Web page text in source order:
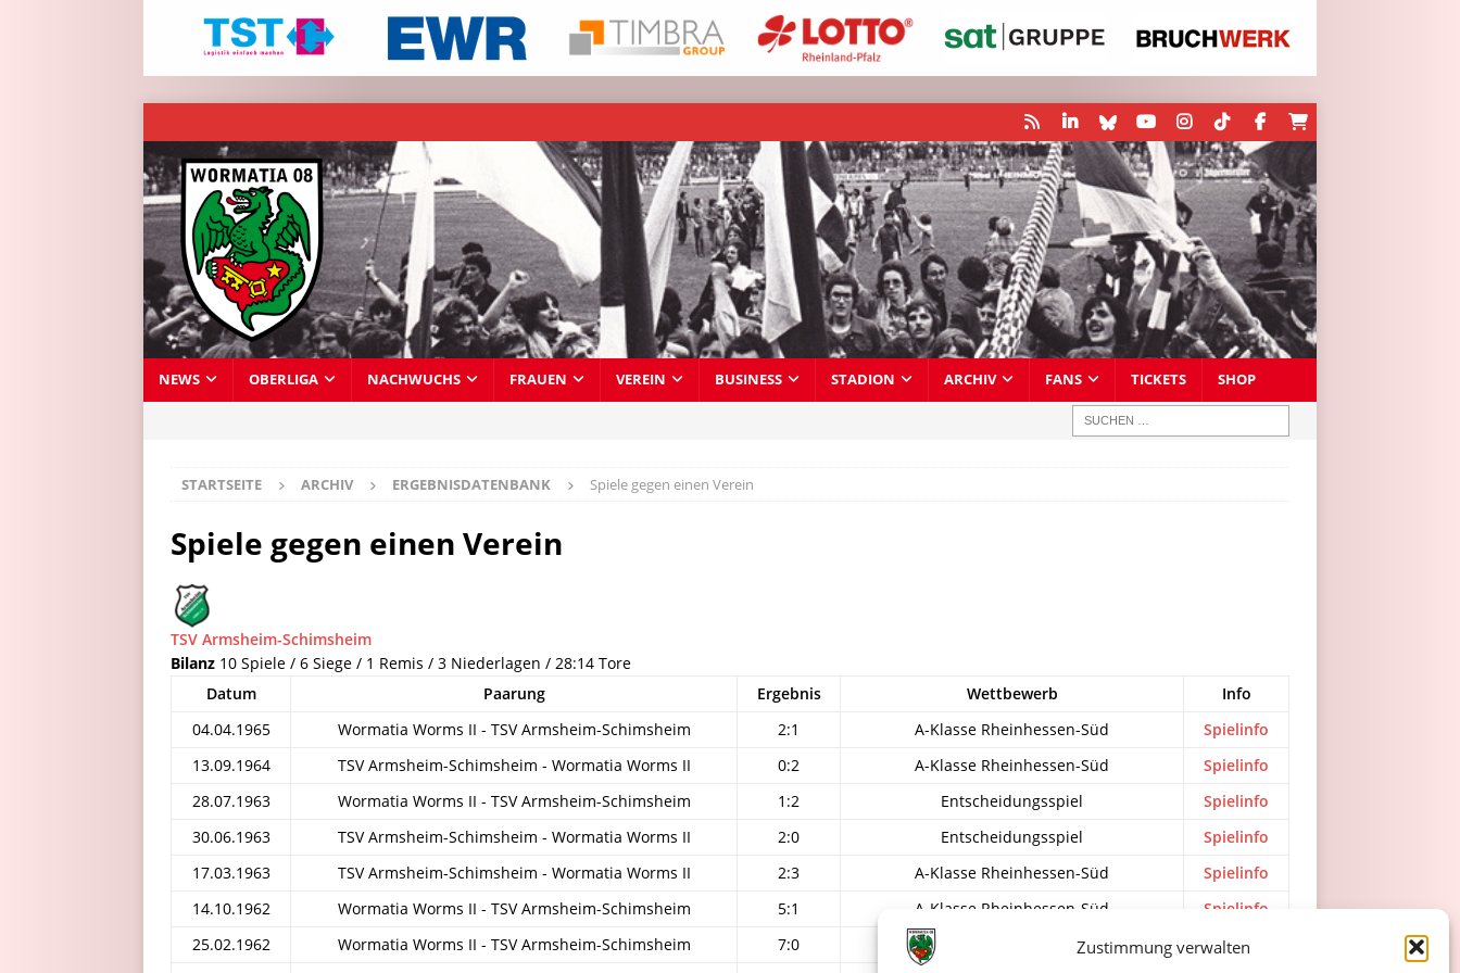
Zustimmung verwalten
NEWS OBERLIGA NACHWUCHS FRAUEN VEREIN BUSINESS STADION ARCHIV FANS TICKETS SHOP
STARTSEITE ARCHIV ERGEBNISDATENBANK Spiele gegen einen Verein
Spiele gegen einen Verein
TSV Armsheim-Schimsheim
Bilanz 10 Spiele / 6 Siege / 1 Remis / 3 Niederlagen / 28:14 Tore
Datum
Paarung Ergebnis Wettbewerb
Info
04.04.1965
Wormatia Worms II - TSV Armsheim-Schimsheim 2:1 A-Klasse Rheinhessen-Süd
Spielinfo
13.09.1964
TSV Armsheim-Schimsheim - Wormatia Worms II 0:2 A-Klasse Rheinhessen-Süd
Spielinfo
28.07.1963
Wormatia Worms II - TSV Armsheim-Schimsheim 1:2 Entscheidungsspiel
Spielinfo
30.06.1963
TSV Armsheim-Schimsheim - Wormatia Worms II 2:0 Entscheidungsspiel
Spielinfo
17.03.1963
TSV Armsheim-Schimsheim - Wormatia Worms II 2:3 A-Klasse Rheinhessen-Süd
Spielinfo
14.10.1962
Wormatia Worms II - TSV Armsheim-Schimsheim 5:1 A-Klasse Rheinhessen-Süd
Spielinfo
25.02.1962
Wormatia Worms II - TSV Armsheim-Schimsheim 7:0 A-Klasse Rheinhessen-Süd
Spielinfo